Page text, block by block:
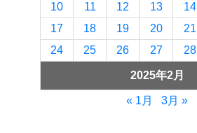
2025年2月
10
11 12 13 14
17
18 19 20 21
24
25 26 27 28
« 1月 3月 »